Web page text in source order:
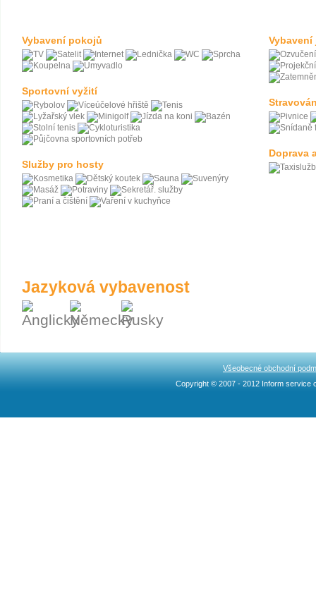
Vybavení pokojů
Sportovní vyžití
Služby pro hosty
Doprava
Jazyková vybavenost
Všeobecné obchodní
Copyright © 2007 - 2012 Inform service